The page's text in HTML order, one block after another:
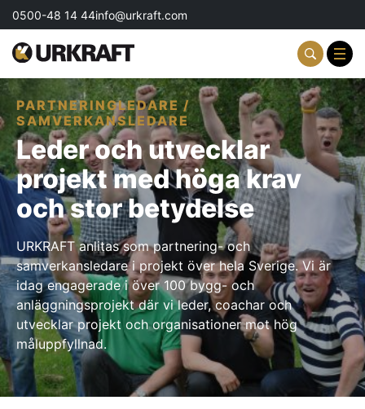
0500-48 14 44info@urkraft.com
Partnering & Samverkan
Team & Ledarskap
Event & Aktiviteter
Profil & Kommunikation
Aktuellt
Kontakta oss
Om oss
Referenser
PARTNERINGLEDARE /
SAMVERKANSLEDARE
Leder och utvecklar
projekt med höga krav
och stor betydelse
URKRAFT anlitas som partnering- och
samverkansledare i projekt över hela Sverige. Vi är
idag engagerade i över 100 bygg- och
anläggningsprojekt där vi leder, coachar och
utvecklar projekt och organisationer mot hög
måluppfyllnad.